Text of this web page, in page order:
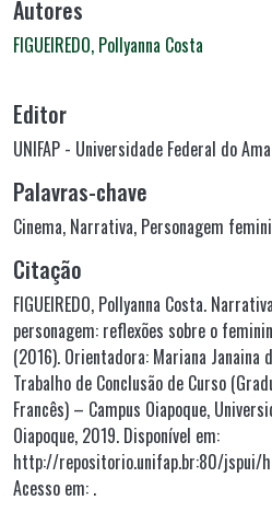
Autores
FIGUEIREDO, Pollyanna Costa
Editor
UNIFAP - Universidade Federal do
Palavras-chave
Cinema, Narrativa, Personagem
Citação
FIGUEIREDO, Pollyanna Costa.
personagem: reflexões sobre o
(2016). Orientadora: Mariana Janaina
Trabalho de Conclusão de Curso
Francês) – Campus Oiapoque,
Oiapoque, 2019. Disponível em:
http://repositorio.unifap.br:80/jspui/
Acesso em: .